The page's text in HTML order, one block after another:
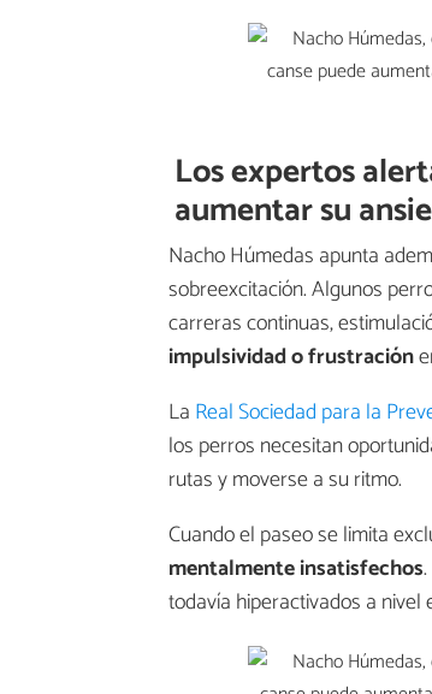
Los expertos
aumentar su
Nacho Húmedas apunta
sobreexcitación. Algunos
carreras continuas,
impulsividad o frustración
La Real Sociedad para la
los perros necesitan
rutas y moverse a su ritmo.
Cuando el paseo se limita
mentalmente insatisfechos
todavía hiperactivados a nivel